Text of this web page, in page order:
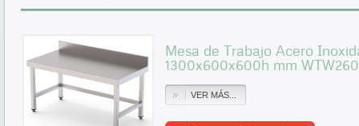
Mesa de Trabajo Acero
1300x600x600h mm
VER MÁS...